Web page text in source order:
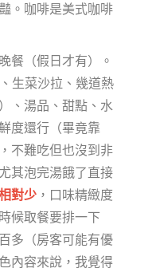
。咖啡是美式咖啡
餐（假日才有）。
生菜沙拉、幾道熱
、湯品、甜點、水
度還行（畢竟靠
不難吃但也沒到非
其泡完湯餓了直接
對少 ，口味精緻度
候取餐要排一下
多（房客可能有優
內容來說，我覺得